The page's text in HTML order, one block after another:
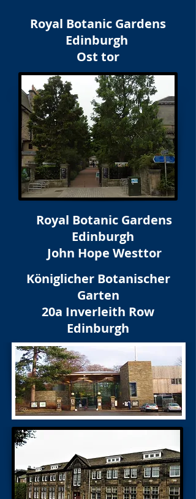
Royal Botanic Gardens
Edinburgh
Ost tor
Royal Botanic Gardens
Edinburgh
John Hope Westtor
Königlicher Botanischer
Garten
20a Inverleith Row
Edinburgh